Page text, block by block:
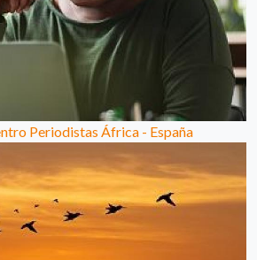
Periodistas África - España